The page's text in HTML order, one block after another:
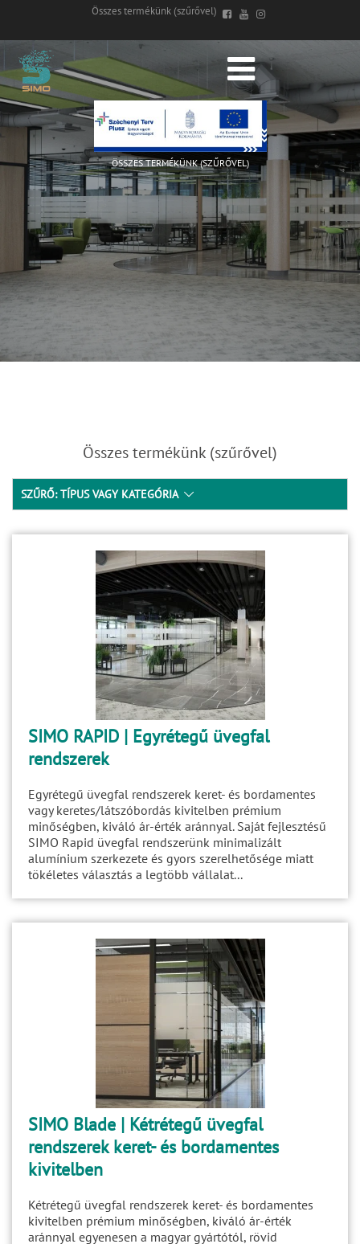
Összes termékünk (szűrővel)
ÖSSZES TERMÉKÜNK (SZŰRŐVEL)
Összes termékünk (szűrővel)
SZŰRŐ: TÍPUS VAGY KATEGÓRIA
SIMO RAPID | Egyrétegű üvegfal
rendszerek
Egyrétegű üvegfal rendszerek keret- és bordamentes
vagy keretes/látszóbordás kivitelben prémium
minőségben, kiváló ár-érték aránnyal. Saját fejlesztésű
SIMO Rapid üvegfal rendszerünk minimalizált
alumínium szerkezete és gyors szerelhetősége miatt
tökéletes választás a legtöbb vállalat...
SIMO Blade | Kétrétegű üvegfal
rendszerek keret- és bordamentes
kivitelben
Kétrétegű üvegfal rendszerek keret- és bordamentes
kivitelben prémium minőségben, kiváló ár-érték
aránnyal egyenesen a magyar gyártótól, rövid